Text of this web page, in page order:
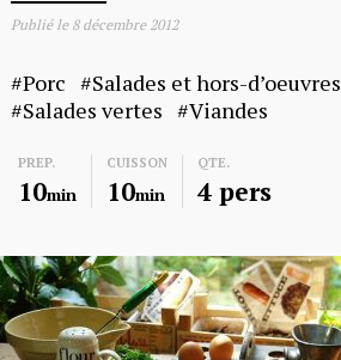
Publié le 8 décembre 2012
Porc
Salades et hors-d’oeuvres
Salades vertes
Viandes
PREP.
10min
CUISSON
10min
QTE.
4 pers